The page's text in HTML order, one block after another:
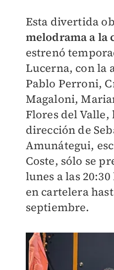
Esta divertida
melodrama a la
estrenó
Lucerna, con la
Pablo Perroni,
Magaloni,
Flores del Valle,
dirección de
Amunátegui,
Coste, sólo se
lunes a las
en cartelera
septiembre.